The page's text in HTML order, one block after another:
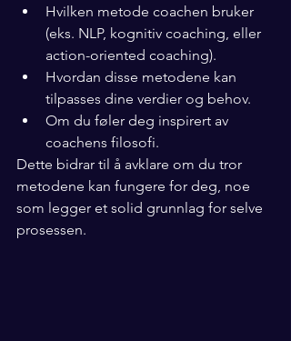
Hvilken metode coachen bruker
(eks. NLP, kognitiv coaching, eller
action-oriented coaching).
Hvordan disse metodene kan
tilpasses dine verdier og behov.
Om du føler deg inspirert av
coachens filosofi.
Dette bidrar til å avklare om du tror
metodene kan fungere for deg, noe
som legger et solid grunnlag for selve
prosessen.